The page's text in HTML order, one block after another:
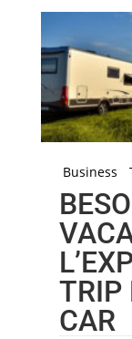
Business
TRIP
CAR